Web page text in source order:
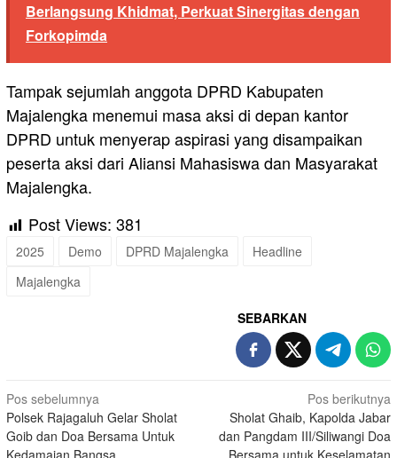
Berlangsung Khidmat, Perkuat Sinergitas dengan
Forkopimda
Tampak sejumlah anggota DPRD Kabupaten
Majalengka menemui masa aksi di depan kantor
DPRD untuk menyerap aspirasi yang disampaikan
peserta aksi dari Aliansi Mahasiswa dan Masyarakat
Majalengka.
Post Views: 381
2025 Demo DPRD Majalengka
Headline
Majalengka
SEBARKAN
Navigasi
pos
Pos sebelumnya
Polsek Rajagaluh Gelar Sholat
Goib dan Doa Bersama Untuk
Pos berikutnya
Sholat Ghaib, Kapolda Jabar
dan Pangdam III/Siliwangi Doa